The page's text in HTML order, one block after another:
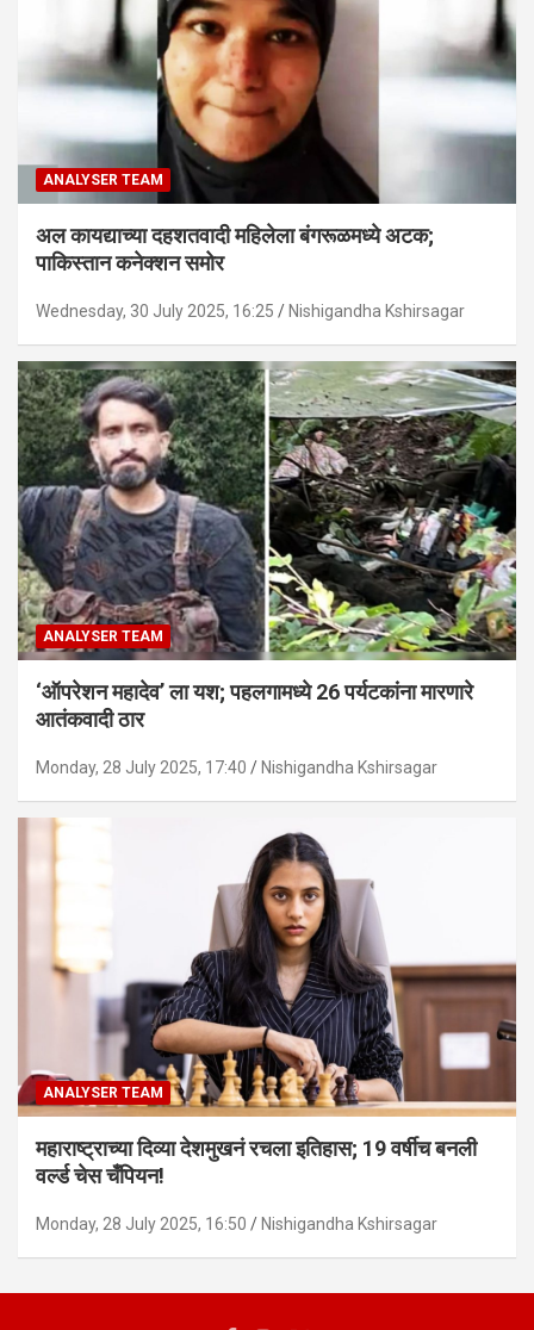
ANALYSER TEAM
अल कायद्याच्या दहशतवादी महिलेला बंगरूळमध्ये अटक;
पाकिस्तान कनेक्शन समोर
Wednesday, 30 July 2025, 16:25 Nishigandha Kshirsagar
ANALYSER TEAM
‘ऑपरेशन महादेव’ ला यश; पहलगामध्ये 26 पर्यटकांना मारणारे
आतंकवादी ठार
Monday, 28 July 2025, 17:40 Nishigandha Kshirsagar
ANALYSER TEAM
महाराष्ट्राच्या दिव्या देशमुखनं रचला इतिहास; 19 वर्षीच बनली
वर्ल्ड चेस चँपियन!
Monday, 28 July 2025, 16:50 Nishigandha Kshirsagar